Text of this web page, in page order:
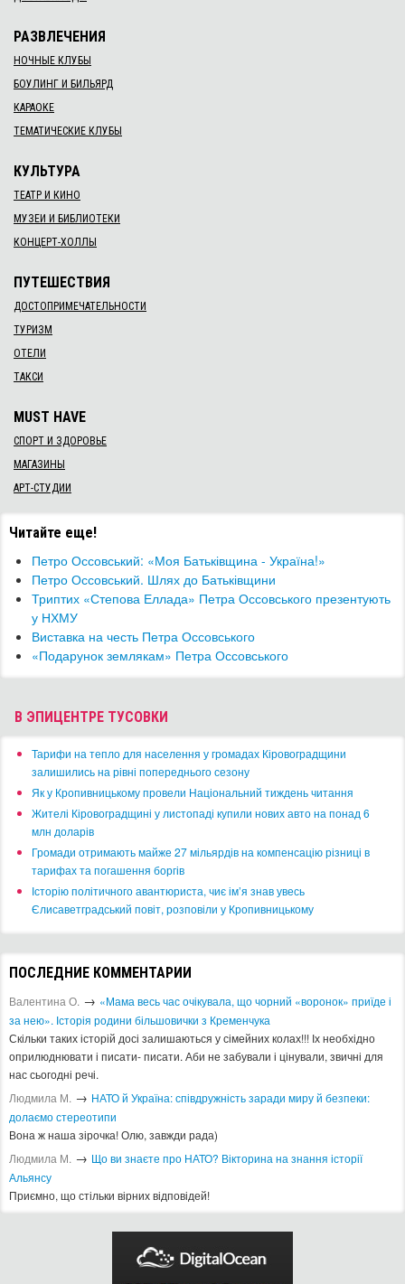
РАЗВЛЕЧЕНИЯ
НОЧНЫЕ КЛУБЫ
БОУЛИНГ И БИЛЬЯРД
КАРАОКЕ
ТЕМАТИЧЕСКИЕ КЛУБЫ
КУЛЬТУРА
ТЕАТР И КИНО
МУЗЕИ И БИБЛИОТЕКИ
КОНЦЕРТ-ХОЛЛЫ
ПУТЕШЕСТВИЯ
ДОСТОПРИМЕЧАТЕЛЬНОСТИ
ТУРИЗМ
ОТЕЛИ
ТАКСИ
MUST HAVE
СПОРТ И ЗДОРОВЬЕ
МАГАЗИНЫ
АРТ-СТУДИИ
Читайте еще!
Петро Оссовський: «Моя Батьківщина - Україна!»
Петро Оссовський. Шлях до Батьківщини
Триптих «Степова Еллада» Петра Оссовського презентують
у НХМУ
Виставка на честь Петра Оссовського
«Подарунок землякам» Петра Оссовського
В ЭПИЦЕНТРЕ ТУСОВКИ
​Тарифи на тепло для населення у громадах Кіровоградщини
залишились на рівні попереднього сезону
​Як у Кропивницькому провели Національний тиждень читання
​Жителі Кіровоградщині у листопаді купили нових авто на понад 6
млн доларів
​Громади отримають майже 27 мільярдів на компенсацію різниці в
тарифах та погашення боргів
Історію політичного авантюриста, чиє ім’я знав увесь
Єлисаветградський повіт, розповіли у Кропивницькому
ПОСЛЕДНИЕ КОММЕНТАРИИ
Валентина О. → «Мама весь час очікувала, що чорний «воронок» приїде і
за нею». Історія родини більшовички з Кременчука
Скільки таких історій досі залишаються у сімейних колах!!! Іх необхідно
оприлюднювати і писати- писати. Аби не забували і цінували, звичні для
нас сьогодні речі.
Людмила М. → ​НАТО й Україна: співдружність заради миру й безпеки:
долаємо стереотипи
Вона ж наша зірочка! Олю, завжди рада)
Людмила М. → Що ви знаєте про НАТО? Вікторина на знання історії
Альянсу ​
Приємно, що стільки вірних відповідей!